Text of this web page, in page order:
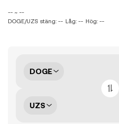
-- ~ --
DOGE/UZS stäng: -- Låg: -- Hög: --
DOGE
UZS